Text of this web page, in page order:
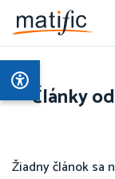
Články
Žiadny článok sa